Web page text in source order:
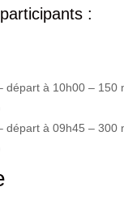
:
départ à 10h00 – 150
départ à 09h45 – 300